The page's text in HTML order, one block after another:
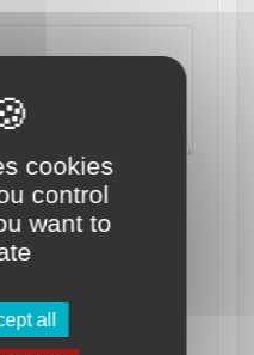
.*
cookies
control
want to
all